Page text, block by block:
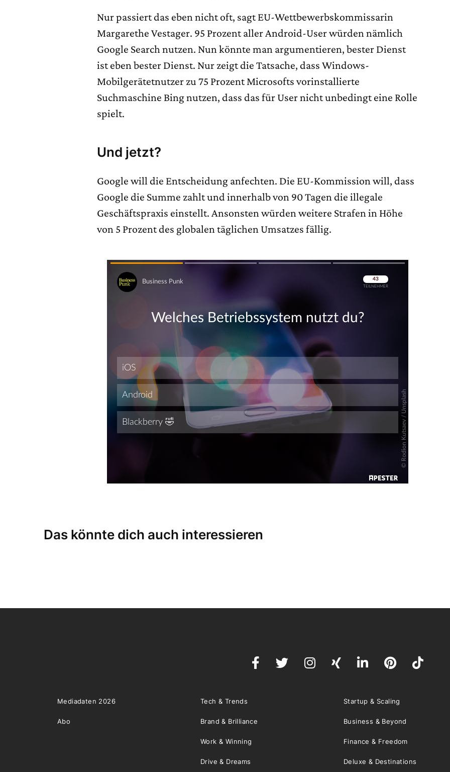
Nur passiert das eben nicht oft, sagt EU-Wettbewerbskommissarin
Margarethe Vestager. 95 Prozent aller Android-User würden nämlich
Google Search nutzen. Nun könnte man argumentieren, bester Dienst
ist eben bester Dienst. Nur zeigt die Tatsache, dass Windows-
Mobilgerätetnutzer zu 75 Prozent Microsofts vorinstallierte
Suchmaschine Bing nutzen, dass das für User nicht unbedingt eine Rolle
spielt.
Und jetzt?
Google will die Entscheidung anfechten. Die EU-Kommission will, dass
Google die Summe zahlt und innerhalb von 90 Tagen die illegale
Geschäftspraxis einstellt. Ansonsten würden weitere Strafen in Höhe
von 5 Prozent des globalen täglichen Umsatzes fällig.
Das könnte dich auch interessieren
Mediadaten 2026
Abo
Tech & Trends Startup & Scaling
Brand & Brilliance Business & Beyond
Work & Winning Finance & Freedom
Drive & Dreams Deluxe & Destinations